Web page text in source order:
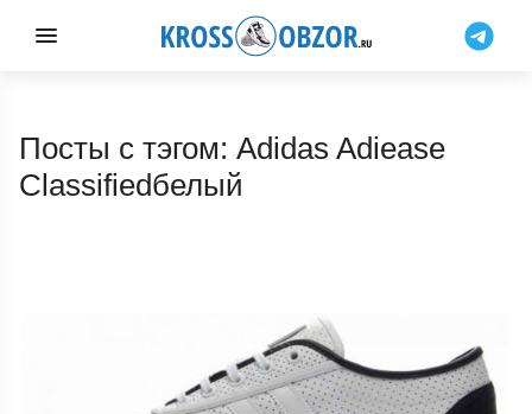
Посты с тэгом: Adidas Adiease
Classifiedбелый